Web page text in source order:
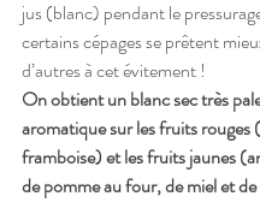
jus (blanc) pendant le
certains cépages se prêtent
d’autres à cet évitement !
On obtient un blanc sec très
aromatique sur les fruits rouges
framboise) et les fruits jaunes
de pomme au four, de miel et